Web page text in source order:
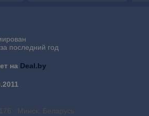
последний год
на Deal.by
, Минск, Беларусь